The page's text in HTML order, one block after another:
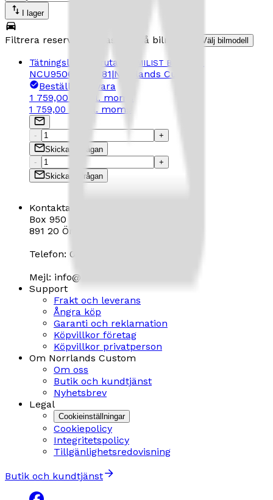
I lager
Filtrera reservdelar baserat på bilmodell Välj bilmodell
Tätningslist bakruta GUMMILIST BAKRUTA
NCU95060052881|Norrlands Custom
Beställningsvara
1 759,00 kr
inkl. moms
1 759,00 kr inkl. moms
-
+
Skicka förfrågan
-
+
Skicka förfrågan
Kontakta oss
Box 950
891 20 Örnsköldsvik
Telefon: 0660 - 828 10
Mejl: info@norrlandscustom.com
Support
Frakt och leverans
Ångra köp
Garanti och reklamation
Köpvillkor företag
Köpvillkor privatperson
Om Norrlands Custom
Om oss
Butik och kundtjänst
Nyhetsbrev
Legal
Cookieinställningar
Cookiepolicy
Integritetspolicy
Tillgänlighetsredovisning
Butik och kundtjänst